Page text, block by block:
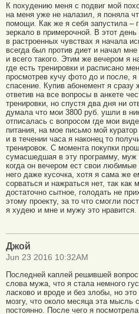
К похудению меня с подвиг мой
на меня уже не налазил, я поняла
помощи. Как же я себя запустила –
зеркало в примерочной. В этот
в растроенных чувствах я начала
всегда был против диет и начал
и всего такого. Этим же вечером я
где есть тренировки и расписано
просмотрев кучу фото до и после,
спасение. Купив абонемент я сразу
ответив на все вопросы в анкете
тренировки, но спустя два дня ни
думала что мои 3800 руб. ушли в
отписалась с вопросом где мои
питания, на мое письмо мой
и в течении часа я наконец то
тренировок. С момента покупки
сумасшедшая в эту программу, муж
когда он вечером ест свои
него даже кусочка, хотя я сама же
сорваться и нажраться нет, так как
достаточно сытное, голодать не
этому проекту, за то что смогли
я худею и мне и мужу это нравится.
Джой
Jun 23 2016 10:32AM
Последней каплей решившей
слова мужа, что я стала немного
ласково и вроде и без злобы, но
мозгу, что около месяца эта мысль
постоянно. После чего я